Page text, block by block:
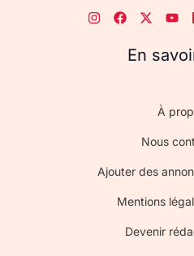
En
À
Nous
Ajouter des
Mentions
Devenir